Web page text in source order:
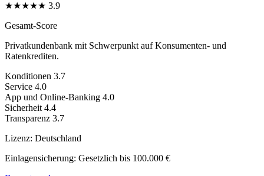
★★★★★ 3.9
Gesamt-Score
Privatkundenbank mit Schwerpunkt auf Konsumenten- und
Ratenkrediten.
Konditionen 3.7
Service 4.0
App und Online-Banking 4.0
Sicherheit 4.4
Transparenz 3.7
Lizenz: Deutschland
Einlagensicherung: Gesetzlich bis 100.000 €